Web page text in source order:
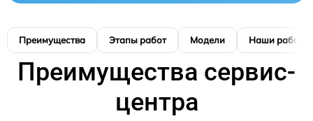
Преимущества Этапы работ Модели Наши работы
Преимущества сервис-
центра